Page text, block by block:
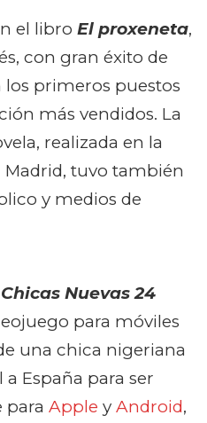
el libro El proxeneta,
con gran éxito de
los primeros puestos
más vendidos. La
realizada en la
Madrid, tuvo también
y medios de
Chicas Nuevas 24
para móviles
una chica nigeriana
España para ser
para Apple y Android,